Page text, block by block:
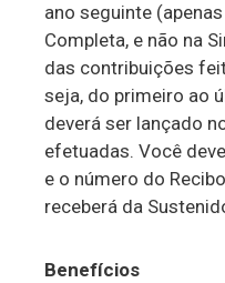
ano seguinte
Completa, e não na
das contribuições
seja, do primeiro ao
deverá ser lançado
efetuadas. Você
e o número do
receberá da
Benefícios